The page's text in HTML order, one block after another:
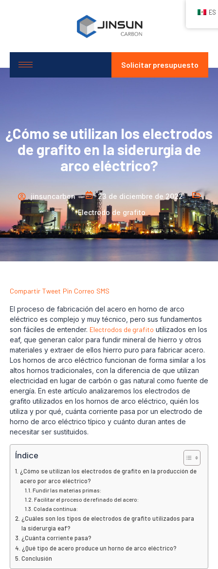
Solicitar presupuesto
¿Cómo se utilizan los electrodos
de grafito en la siderurgia de
arco eléctrico?
jinsuncarbon
23 de diciembre de 2022
Electrodo de grafito
Compartir Tweet Pin Correo SMS
El proceso de fabricación del acero en horno de arco
eléctrico es complejo y muy técnico, pero sus fundamentos
son fáciles de entender. Electrodos de grafito utilizados en los
eaf, que generan calor para fundir mineral de hierro y otros
materiales y extraer de ellos hierro puro para fabricar acero.
Los hornos de arco eléctrico funcionan de forma similar a los
altos hornos tradicionales, con la diferencia de que utilizan
electricidad en lugar de carbón o gas natural como fuente de
energía. En este artículo analizaremos los electrodos de
grafito utilizados en los hornos de arco eléctrico, quién los
utiliza y por qué, cuánta corriente pasa por un electrodo de
horno de arco eléctrico típico y cuánto duran antes de
necesitar ser sustituidos.
Índice
¿Cómo se utilizan los electrodos de grafito en la producción de
acero por arco eléctrico?
Fundir las materias primas:
Facilitar el proceso de refinado del acero:
Colada continua:
¿Cuáles son los tipos de electrodos de grafito utilizados para
la siderurgia eaf?
¿Cuánta corriente pasa?
¿Qué tipo de acero produce un horno de arco eléctrico?
Conclusión
ES